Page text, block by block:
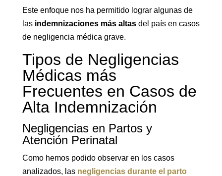
Este enfoque nos ha permitido lograr algunas de
las indemnizaciones más altasdel país en casos
de negligencia médica grave.
Tipos de Negligencias
Médicas más
Frecuentes en Casos de
Alta Indemnización
Negligencias en Partos y
Atención Perinatal
Como hemos podido observar en los casos
analizados, las negligencias durante el parto